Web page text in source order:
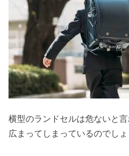
横型のランドセルは危ないと
広まってしまっているのでしょ